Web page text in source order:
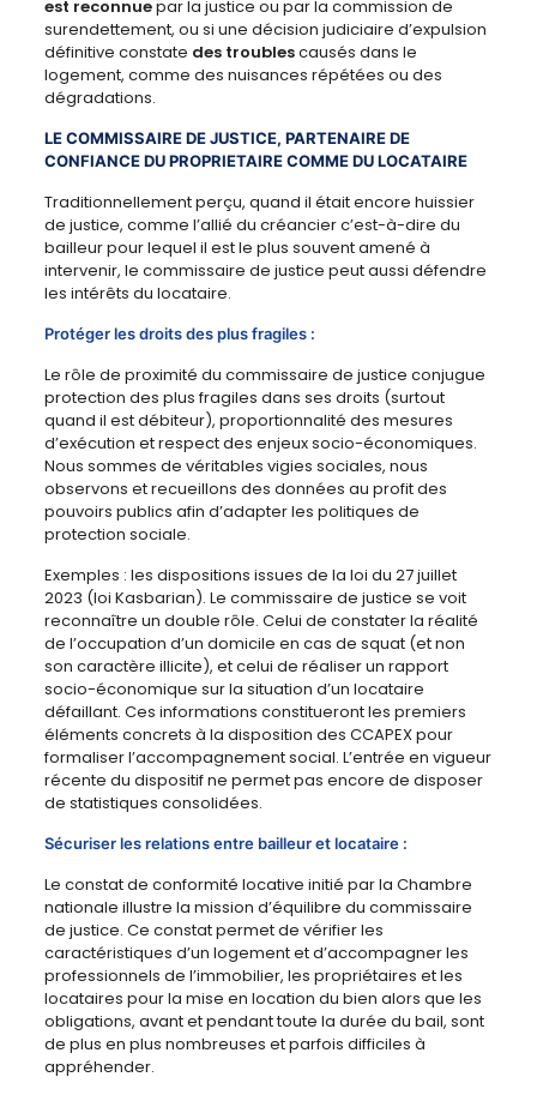
est reconnuepar la justice ou par la commission de
surendettement, ou si une décision judiciaire d’expulsion
définitive constate des troublescausés dans le
logement, comme des nuisances répétées ou des
dégradations.
LE COMMISSAIRE DE JUSTICE, PARTENAIRE DE
CONFIANCE DU PROPRIETAIRE COMME DU LOCATAIRE
Traditionnellement perçu, quand il était encore huissier
de justice, comme l’allié du créancier c’est-à-dire du
bailleur pour lequel il est le plus souvent amené à
intervenir, le commissaire de justice peut aussi défendre
les intérêts du locataire.
Protéger les droits des plus fragiles :
Le rôle de proximité du commissaire de justice conjugue
protection des plus fragiles dans ses droits (surtout
quand il est débiteur), proportionnalité des mesures
d’exécution et respect des enjeux socio-économiques.
Nous sommes de véritables vigies sociales, nous
observons et recueillons des données au profit des
pouvoirs publics afin d’adapter les politiques de
protection sociale.
Exemples : les dispositions issues de la loi du 27 juillet
2023 (loi Kasbarian). Le commissaire de justice se voit
reconnaître un double rôle. Celui de constater la réalité
de l’occupation d’un domicile en cas de squat (et non
son caractère illicite), et celui de réaliser un rapport
socio-économique sur la situation d’un locataire
défaillant. Ces informations constitueront les premiers
éléments concrets à la disposition des CCAPEX pour
formaliser l’accompagnement social. L’entrée en vigueur
récente du dispositif ne permet pas encore de disposer
de statistiques consolidées.
Sécuriser les relations entre bailleur et locataire :
Le constat de conformité locative initié par la Chambre
nationale illustre la mission d’équilibre du commissaire
de justice. Ce constat permet de vérifier les
caractéristiques d’un logement et d’accompagner les
professionnels de l’immobilier, les propriétaires et les
locataires pour la mise en location du bien alors que les
obligations, avant et pendant toute la durée du bail, sont
de plus en plus nombreuses et parfois difficiles à
appréhender.